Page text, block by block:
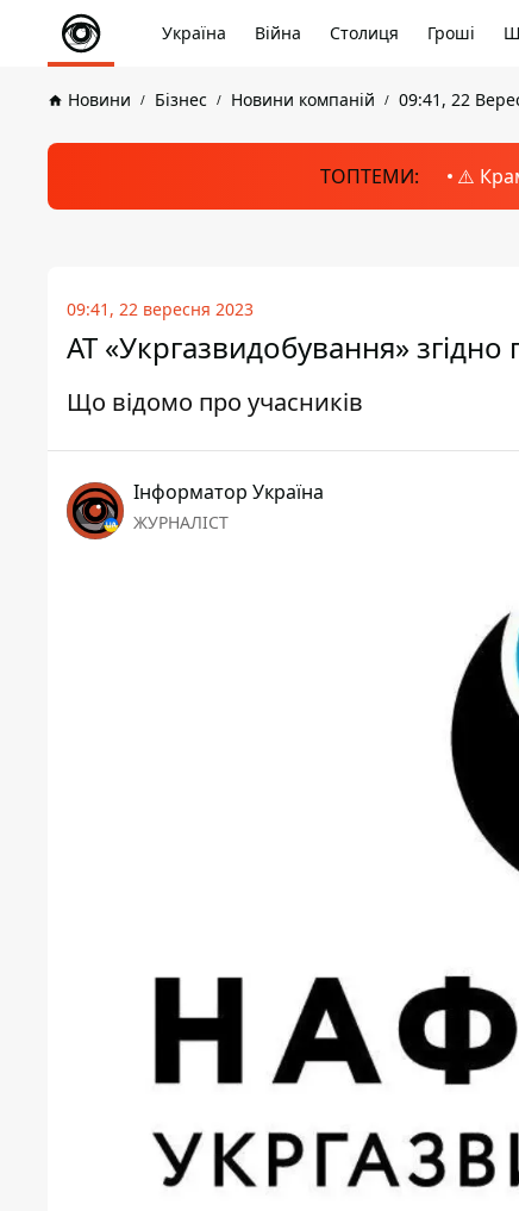
Україна Війна Столиця Гроші
Новини Бізнес Новини компаній 09:41, 22
ТОПТЕМИ: ⚠️
09:41, 22 вересня 2023
АТ «Укргазвидобування»
Що відомо про учасників
Інформатор Україна
ЖУРНАЛІСТ